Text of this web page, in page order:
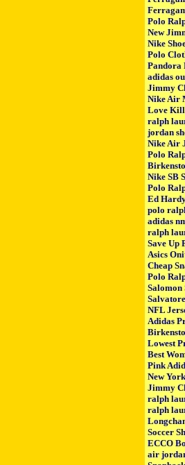
Polo
New
Nike
Polo
Pandora
adidas
Jimmy
Nike Air
Love
ralph
jordan
Nike Air
Polo
Nike SB
Polo
Ed
polo
adidas
ralph
Save Up
Asics
Cheap
Polo
Salomon
NFL
Adidas
Lowest
Best
Pink
New
Jimmy
ralph
ralph
Soccer
ECCO
air